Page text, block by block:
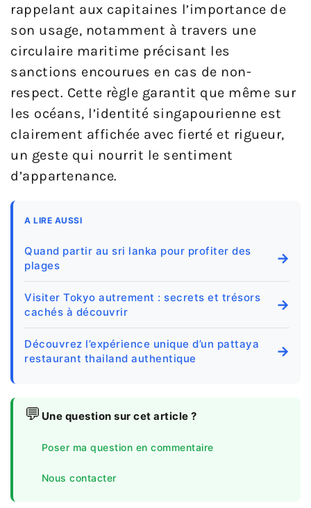
rappelant aux capitaines l’importance de
son usage, notamment à travers une
circulaire maritime précisant les
sanctions encourues en cas de non-
respect. Cette règle garantit que même sur
les océans, l’identité singapourienne est
clairement affichée avec fierté et rigueur,
un geste qui nourrit le sentiment
d’appartenance.
A LIRE AUSSI
Quand partir au sri lanka pour profiter des
plages
→
Visiter Tokyo autrement : secrets et trésors
cachés à découvrir
→
Découvrez l’expérience unique d’un pattaya
restaurant thailand authentique
→
💬 Une question sur cet article ?
Poser ma question en commentaire
Nous contacter